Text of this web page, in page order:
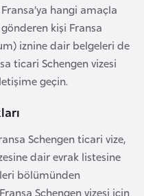
hangi amaçla
kişi Fransa
iznine dair belgeleri de
ticari Schengen vizesi
geçin.
Schengen ticari vize,
dair evrak listesine
bölümünden
Schengen vizesi için